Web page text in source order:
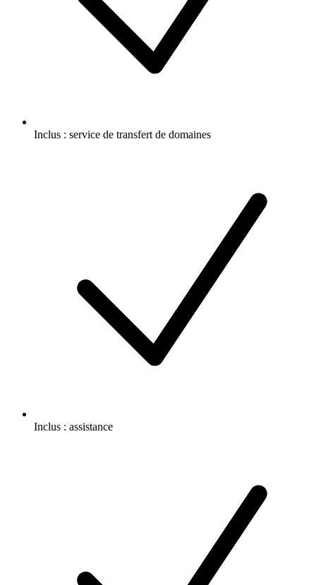
Inclus : service de transfert de domaines
Inclus : assistance